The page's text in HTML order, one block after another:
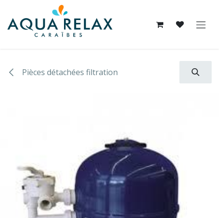
Se rendre au contenu
Pièces détachées filtration